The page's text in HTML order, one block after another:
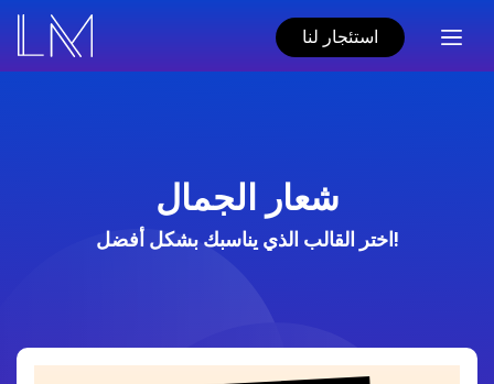
استئجار لنا
شعار الجمال
اختر القالب الذي يناسبك بشكل أفضل!